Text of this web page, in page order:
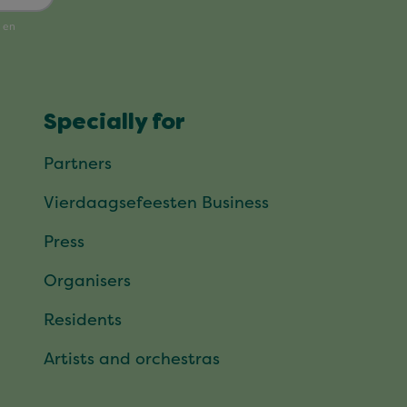
Specially for
Partners
Vierdaagsefeesten Business
Press
Organisers
Residents
Artists and orchestras